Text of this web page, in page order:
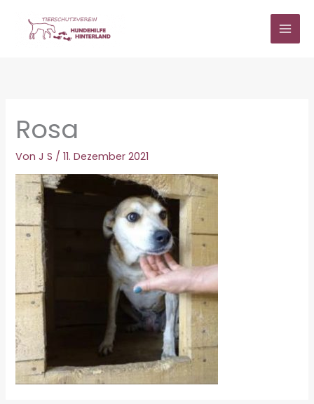
springen
Rosa
VonJ S /11. Dezember 2021